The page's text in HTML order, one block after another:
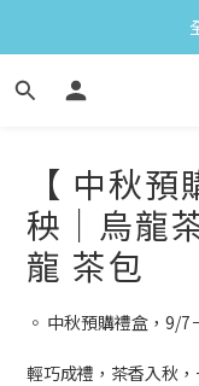
【 中秋
秧｜烏龍
龍 茶包
◦ 中秋預購禮盒，9/7
輕巧成禮，茶香入秋